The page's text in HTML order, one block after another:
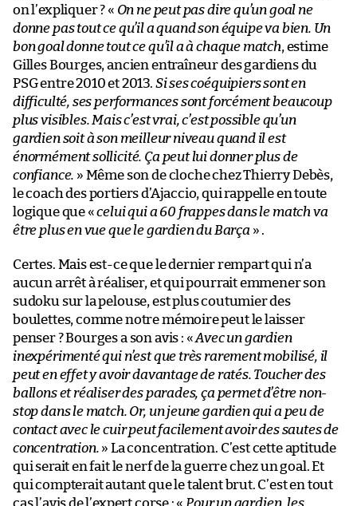
on l’expliquer ? « On ne peut pas dire qu’un goal ne
donne pas tout ce qu’il a quand son équipe va bien. Un
bon goal donne tout ce qu’il a à chaque match, estime
Gilles Bourges, ancien entraîneur des gardiens du
PSG entre 2010 et 2013. Si ses coéquipiers sont en
difficulté, ses performances sont forcément beaucoup
plus visibles. Mais c’est vrai, c’est possible qu’un
gardien soit à son meilleur niveau quand il est
énormément sollicité. Ça peut lui donner plus de
confiance. » Même son de cloche chez Thierry Debès,
le coach des portiers d’Ajaccio, qui rappelle en toute
logique que «celui qui a 60 frappes dans le match va
être plus en vue que le gardien du Barça » .
Certes. Mais est-ce que le dernier rempart qui n’a
aucun arrêt à réaliser, et qui pourrait emmener son
sudoku sur la pelouse, est plus coutumier des
boulettes, comme notre mémoire peut le laisser
penser ? Bourges a son avis : «Avec un gardien
inexpérimenté qui n’est que très rarement mobilisé, il
peut en effet y avoir davantage de ratés. Toucher des
ballons et réaliser des parades, ça permet d’être non-
stop dans le match. Or, un jeune gardien qui a peu de
contact avec le cuir peut facilement avoir des sautes de
concentration. » La concentration. C’est cette aptitude
qui serait en fait le nerf de la guerre chez un goal. Et
qui compterait autant que le talent brut. C’est en tout